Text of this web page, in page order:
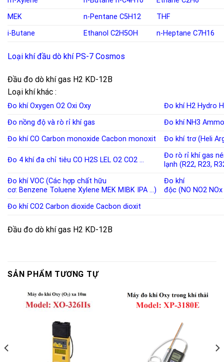
MEK
n-Pentane C5H12
THF
i-Butane
Ethanol C2H5OH n-Heptane C7H16
Loại khí đầu dò khí PS-7 Cosmos
Đầu đo dò khí gas H2 KD-12B
Loại khí khác :
Đo khí Oxygen O2 Oxi Oxy Đo khí H2 Hydro
Đo nồng độ và rò rỉ khí gas Đo khí NH3
Đo khí CO Carbon monoxide Cacbon monoxit Đo khí trơ (Heli
Đo 4 khí đa chỉ tiêu CO H2S LEL O2 CO2 …
Đo rò rỉ khí gas
lạnh (R22, R23,
Đo khí VOC (Các hợp chất hữu
cơ: Benzene Toluene Xylene MEK MIBK IPA …)
Đo khí
độc (NO NO2 NOx
Đo khí CO2 Carbon dioxide Cacbon dioxit
Đầu đo dò khí gas H2 KD-12B
SẢN PHẨM TƯƠNG TỰ